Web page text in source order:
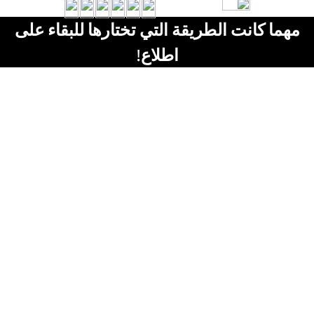
مهما كانت الطريقة التي تختارها للبقاء على
اطلاع!